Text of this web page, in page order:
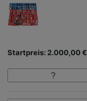
Startpreis: 2.000,00 €